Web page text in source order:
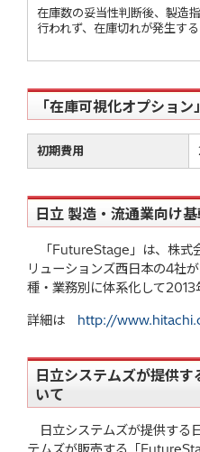
在庫数の妥当性判断後、製造
行われず、在庫切れが発生する
「在庫可視化オプション
初期費用
日立 製造・流通業向け
「FutureStage」は、株式
リューションズ西日本の4社
種・業務別に体系化して
詳細は
http://
日立システムズが提供
いて
日立システムズが提供する